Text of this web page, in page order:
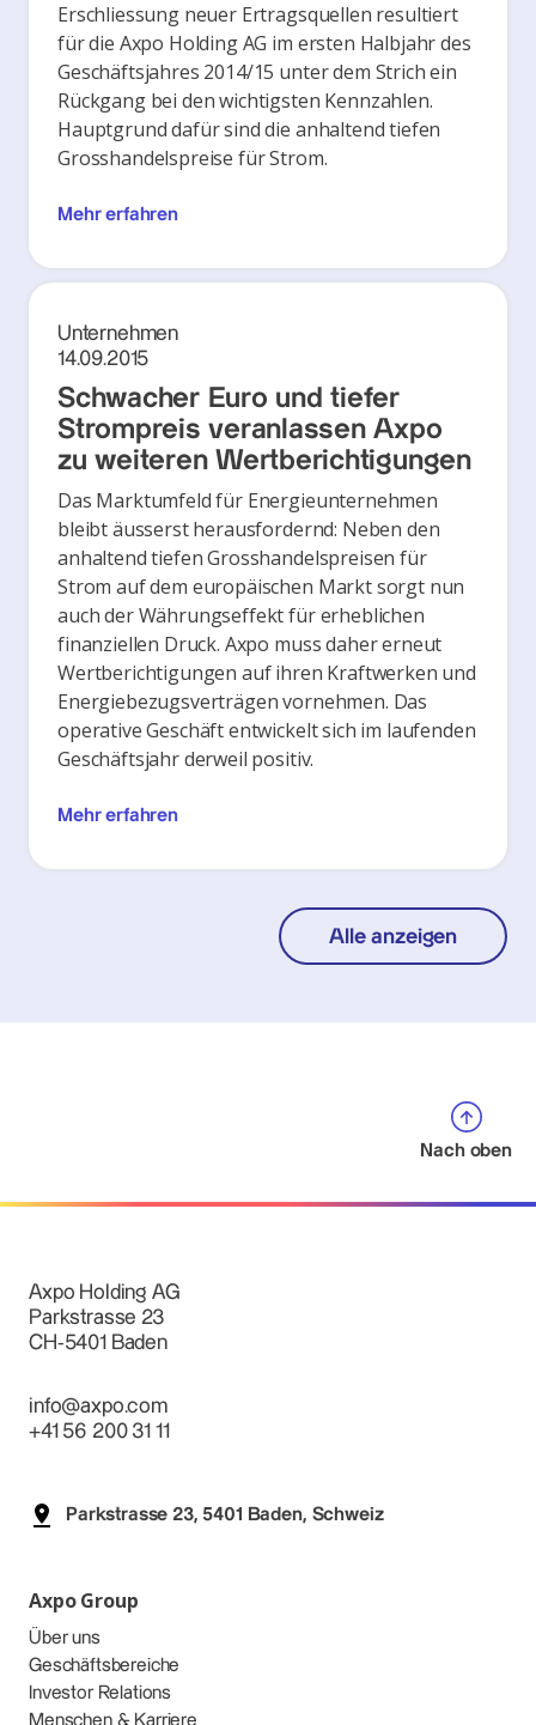
Erschliessung neuer Ertragsquellen resultiert
für die Axpo Holding AG im ersten Halbjahr des
Geschäftsjahres 2014/15 unter dem Strich ein
Rückgang bei den wichtigsten Kennzahlen.
Hauptgrund dafür sind die anhaltend tiefen
Grosshandelspreise für Strom.
Mehr erfahren
Unternehmen
14.09.2015
Schwacher Euro und tiefer
Strompreis veranlassen Axpo
zu weiteren Wertberichtigungen
Das Marktumfeld für Energieunternehmen
bleibt äusserst herausfordernd: Neben den
anhaltend tiefen Grosshandelspreisen für
Strom auf dem europäischen Markt sorgt nun
auch der Währungseffekt für erheblichen
finanziellen Druck. Axpo muss daher erneut
Wertberichtigungen auf ihren Kraftwerken und
Energiebezugsverträgen vornehmen. Das
operative Geschäft entwickelt sich im laufenden
Geschäftsjahr derweil positiv.
Mehr erfahren
Alle anzeigen
Nach oben
Axpo Holding AG
Parkstrasse 23
CH-5401 Baden
info@axpo.com
+41 56 200 31 11
Parkstrasse 23, 5401 Baden, Schweiz
Axpo Group
Über uns
Geschäftsbereiche
Investor Relations
Menschen & Karriere